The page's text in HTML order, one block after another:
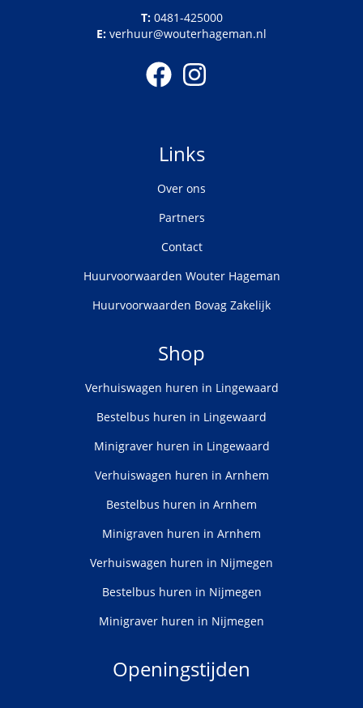
T: 0481-425000
E: verhuur@wouterhageman.nl
Links
Over ons
Partners
Contact
Huurvoorwaarden Wouter Hageman
Huurvoorwaarden Bovag Zakelijk
Shop
Verhuiswagen huren in Lingewaard
Bestelbus huren in Lingewaard
Minigraver huren in Lingewaard
Verhuiswagen huren in Arnhem
Bestelbus huren in Arnhem
Minigraven huren in Arnhem
Verhuiswagen huren in Nijmegen
Bestelbus huren in Nijmegen
Minigraver huren in Nijmegen
Openingstijden